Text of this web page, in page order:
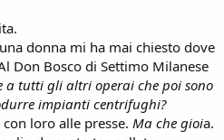
donna mi ha mai chiesto dove
Don Bosco di Settimo Milanese
a tutti gli altri operai che poi sono
impianti centrifughi?
loro alle presse. Ma che gioia.